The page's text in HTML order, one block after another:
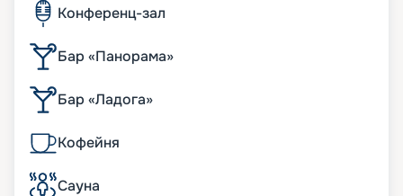
Конференц-зал
Бар «Панорама»
Бар «Ладога»
Кофейня
Сауна